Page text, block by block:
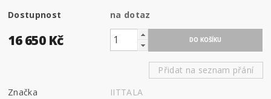
Dostupnost na dotaz
16 650 Kč
Přidat na seznam přání
Značka
IITTALA